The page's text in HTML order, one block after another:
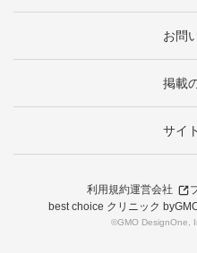
お問
掲載
サイ
利用規約運営会社
best choice クリニック
©GMO DesignOne,